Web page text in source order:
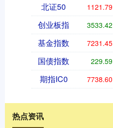
北证50 1121.79
创业板指 3533.42
基金指数 7231.45
国债指数 229.59
期指IC0 7738.60
热点资讯